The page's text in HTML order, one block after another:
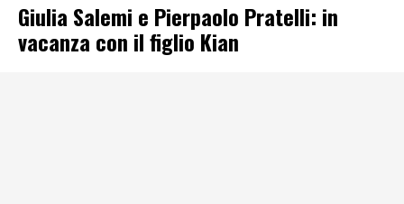
Giulia Salemi e Pierpaolo Pratelli: in
vacanza con il figlio Kian